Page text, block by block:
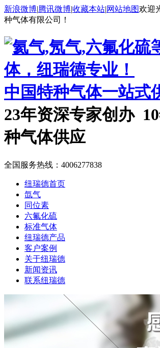
新浪微博|腾讯微博|收藏本站|网站地图欢迎
种气体有限公司！
中国特种气体一站式
23年资深专家创办
种气体供应
全国服务热线： 4006277838
纽瑞德首页
氙气
同位素
六氟化硫
标准气体
纽瑞德产品
客户案例
关于纽瑞德
新闻资讯
联系纽瑞德